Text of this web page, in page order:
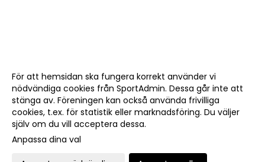
För att hemsidan ska fungera korrekt använder vi
nödvändiga cookies från SportAdmin. Dessa går inte att
stänga av. Föreningen kan också använda frivilliga
cookies, t.ex. för statistik eller marknadsföring. Du väljer
själv om du vill acceptera dessa.
Anpassa dina val